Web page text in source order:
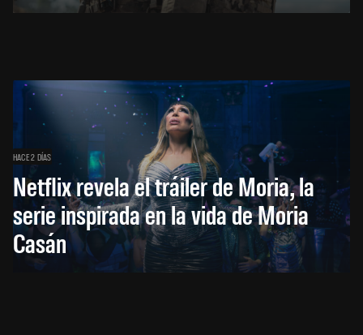
HACE 2 DÍAS
Netflix revela el tráiler de Moria, la
serie inspirada en la vida de Moria
Casán